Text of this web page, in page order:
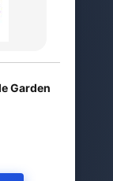
Garden